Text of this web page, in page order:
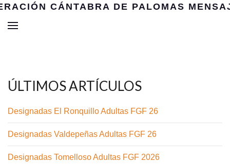
ÚLTIMOS ARTÍCULOS
Designadas El Ronquillo Adultas FGF 26
Designadas Valdepeñas Adultas FGF 26
Designadas Tomelloso Adultas FGF 2026